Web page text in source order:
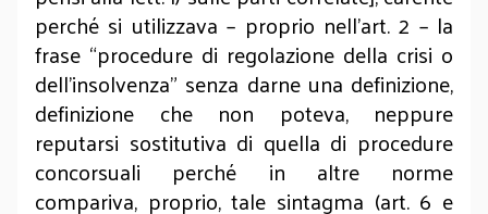
perché si utilizzava – proprio nell’art. 2 – la
frase “procedure di regolazione della crisi o
dell’insolvenza” senza darne una definizione,
definizione che non poteva, neppure
reputarsi sostitutiva di quella di procedure
concorsuali perché in altre norme
compariva, proprio, tale sintagma (art. 6 e